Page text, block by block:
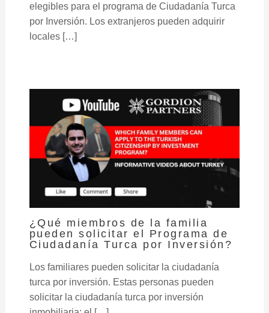
elegibles para el programa de Ciudadanía Turca
por Inversión. Los extranjeros pueden adquirir
locales […]
¿Qué miembros de la familia
pueden solicitar el Programa de
Ciudadanía Turca por Inversión?
Los familiares pueden solicitar la ciudadanía
turca por inversión. Estas personas pueden
solicitar la ciudadanía turca por inversión